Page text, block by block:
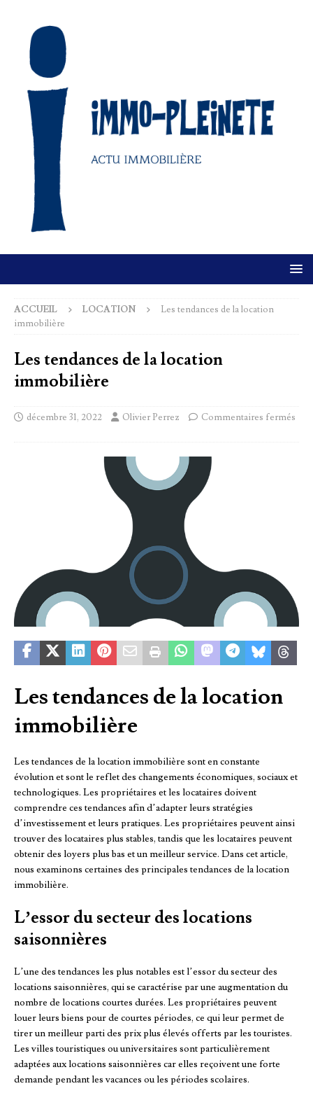
ACCUEIL LOCATION
Les tendances de la location
immobilière
Les tendances de la location
immobilière
décembre 31, 2022 Olivier Perrez Commentaires fermés
Les tendances de la location
immobilière
Les tendances de la location immobilière sont en constante
évolution et sont le reflet des changements économiques, sociaux et
technologiques. Les propriétaires et les locataires doivent
comprendre ces tendances afin d’adapter leurs stratégies
d’investissement et leurs pratiques. Les propriétaires peuvent ainsi
trouver des locataires plus stables, tandis que les locataires peuvent
obtenir des loyers plus bas et un meilleur service. Dans cet article,
nous examinons certaines des principales tendances de la location
immobilière.
L’essor du secteur des locations
saisonnières
L’une des tendances les plus notables est l’essor du secteur des
locations saisonnières, qui se caractérise par une augmentation du
nombre de locations courtes durées. Les propriétaires peuvent
louer leurs biens pour de courtes périodes, ce qui leur permet de
tirer un meilleur parti des prix plus élevés offerts par les touristes.
Les villes touristiques ou universitaires sont particulièrement
adaptées aux locations saisonnières car elles reçoivent une forte
demande pendant les vacances ou les périodes scolaires.